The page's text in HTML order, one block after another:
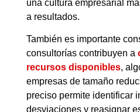
una cultura empresarial
a resultados.
También es importante
consultorías contribuyen a
recursos disponibles,
empresas de tamaño
preciso permite identificar
desviaciones y reasignar